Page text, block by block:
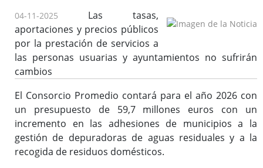
04-11-2025
Las tasas,
aportaciones y precios públicos
por la prestación de servicios a
las personas usuarias y ayuntamientos no sufrirán
cambios
El Consorcio Promedio contará para el año 2026 con
un presupuesto de 59,7 millones euros con un
incremento en las adhesiones de municipios a la
gestión de depuradoras de aguas residuales y a la
recogida de residuos domésticos.